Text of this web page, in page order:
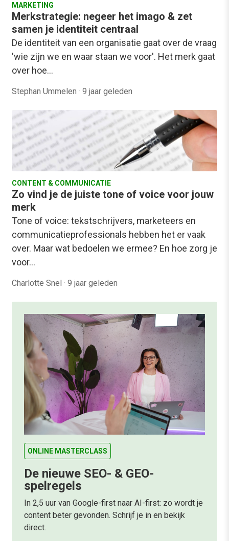
MARKETING
Merkstrategie: negeer het imago & zet
samen je identiteit centraal
De identiteit van een organisatie gaat over de vraag
'wie zijn we en waar staan we voor'. Het merk gaat
over hoe…
Stephan Ummelen · 9 jaar geleden
CONTENT & COMMUNICATIE
Zo vind je de juiste tone of voice voor jouw
merk
Tone of voice: tekstschrijvers, marketeers en
communicatieprofessionals hebben het er vaak
over. Maar wat bedoelen we ermee? En hoe zorg je
voor…
Charlotte Snel · 9 jaar geleden
ONLINE MASTERCLASS
De nieuwe SEO- & GEO-
spelregels
In 2,5 uur van Google-first naar AI-first: zo wordt je
content beter gevonden. Schrijf je in en bekijk
direct.